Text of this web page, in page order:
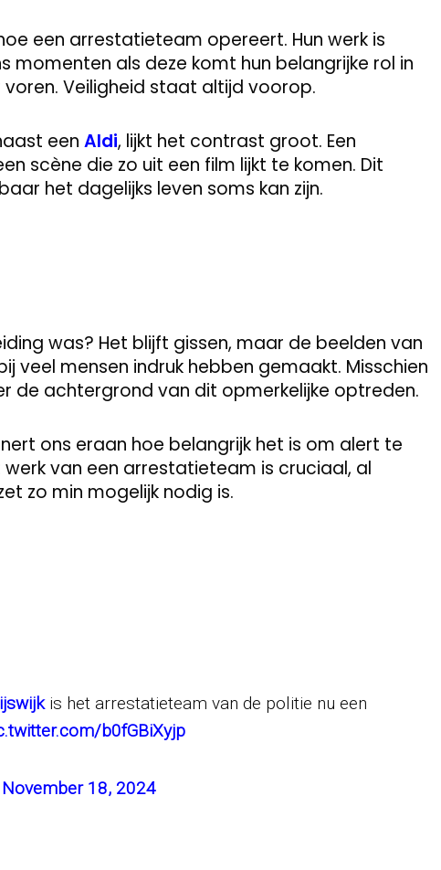
een arrestatieteam opereert. Hun werk is
momenten als deze komt hun belangrijke rol in
Veiligheid staat altijd voorop.
een Aldi, lijkt het contrast groot. Een
scène die zo uit een film lijkt te komen. Dit
het dagelijks leven soms kan zijn.
was? Het blijft gissen, maar de beelden van
veel mensen indruk hebben gemaakt. Misschien
de achtergrond van dit opmerkelijke optreden.
ons eraan hoe belangrijk het is om alert te
van een arrestatieteam is cruciaal, al
zo min mogelijk nodig is.
is het arrestatieteam van de politie nu een
b0fGBiXyjp
November 18, 2024